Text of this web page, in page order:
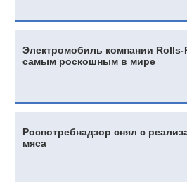
Электромобиль компании Rolls-
самым роскошным в мире
Роспотребнадзор снял с
мяса